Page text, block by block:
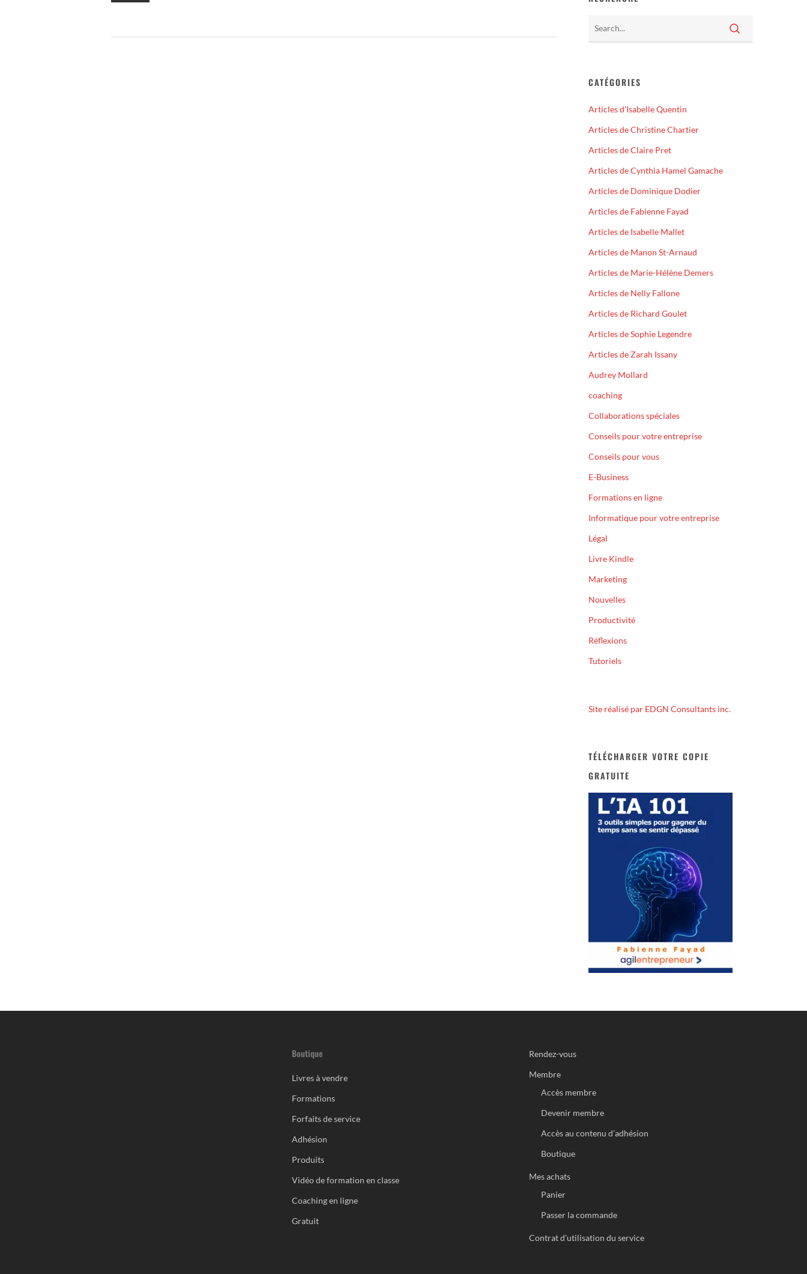
CATÉGORIES
Articles d'Isabelle Quentin
Articles de Christine Chartier
Articles de Claire Pret
Articles de Cynthia Hamel Gamache
Articles de Dominique Dodier
Articles de Fabienne Fayad
Articles de Isabelle Mallet
Articles de Manon St-Arnaud
Articles de Marie-Hélène Demers
Articles de Nelly Fallone
Articles de Richard Goulet
Articles de Sophie Legendre
Articles de Zarah Issany
Audrey Mollard
coaching
Collaborations spéciales
Conseils pour votre entreprise
Conseils pour vous
E-Business
Formations en ligne
Informatique pour votre entreprise
Légal
Livre Kindle
Marketing
Nouvelles
Productivité
Réflexions
Tutoriels
Site réalisé par EDGN Consultants inc.
TÉLÉCHARGER VOTRE COPIE
GRATUITE
Boutique
Livres à vendre
Formations
Forfaits de service
Adhésion
Produits
Vidéo de formation en classe
Coaching en ligne
Gratuit
Rendez-vous
Membre
Accès membre
Devenir membre
Accès au contenu d’adhésion
Boutique
Mes achats
Panier
Passer la commande
Contrat d’utilisation du service